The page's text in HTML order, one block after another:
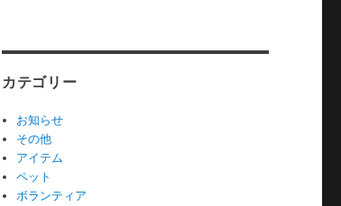
カテゴリー
お知らせ
その他
アイテム
ペット
ボランティア